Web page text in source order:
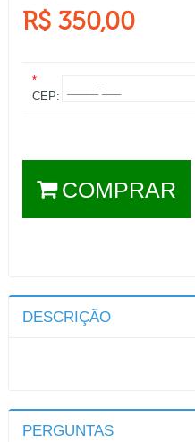
R$ 350,00
*
CEP:
COMPRAR
DESCRIÇÃO
PERGUNTAS